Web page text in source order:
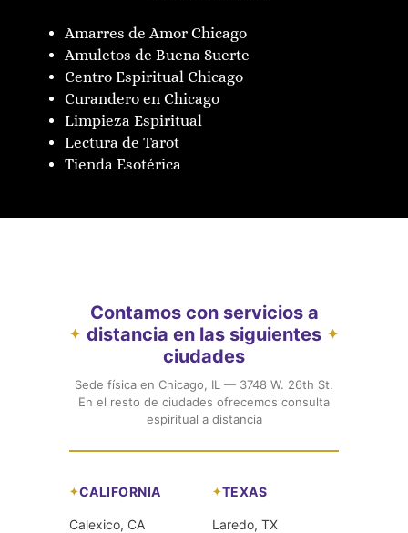
Amarres de Amor Chicago
Amuletos de Buena Suerte
Centro Espiritual Chicago
Curandero en Chicago
Limpieza Espiritual
Lectura de Tarot
Tienda Esotérica
✦
Contamos con servicios a
distancia en las siguientes
ciudades
✦
Sede física en Chicago, IL — 3748 W. 26th St.
En el resto de ciudades ofrecemos consulta
espiritual a distancia
CALIFORNIA
Calexico, CA
TEXAS
Laredo, TX